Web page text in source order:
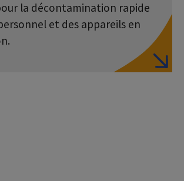
la décontamination rapide
et des appareils en